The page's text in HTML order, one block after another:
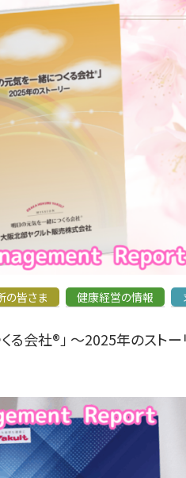
の皆さま 健康経営の情報
る会社®」 〜2025年のスト